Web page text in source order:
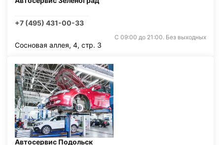
+7 (495) 431-00-33
С 09:00 до 21:00. Без выходных
Сосновая аллея, 4, стр. 3
Автосервис Подольск